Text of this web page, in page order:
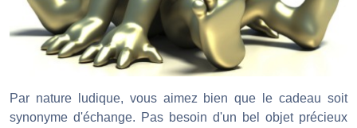
Par nature ludique, vous aimez bien que le cadeau soit
synonyme d'échange. Pas besoin d'un bel objet précieux